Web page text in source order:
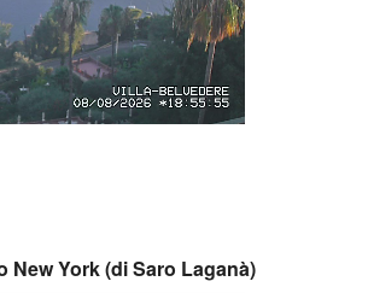
New York (di Saro Laganà)